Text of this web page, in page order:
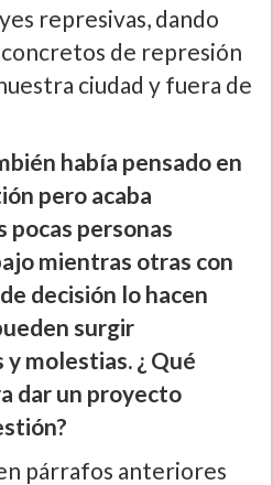
represivas, dando
concretos de represión
ciudad y fuera de
habí­a pensado en
pero acaba
pocas personas
mientras otras con
decisión lo hacen
surgir
molestias. ¿ Qué
dar un proyecto
párrafos anteriores